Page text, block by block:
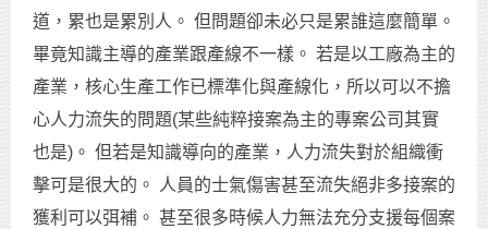
道，累也是累別人。 但問題卻未必只是累誰這麼簡單。
畢竟知識主導的產業跟產線不一樣。 若是以工廠為主的
產業，核心生產工作已標準化與產線化，所以可以不擔
心人力流失的問題(某些純粹接案為主的專案公司其實
也是)。 但若是知識導向的產業，人力流失對於組織衝
擊可是很大的。 人員的士氣傷害甚至流失絕非多接案的
獲利可以弭補。 甚至很多時候人力無法充分支援每個案